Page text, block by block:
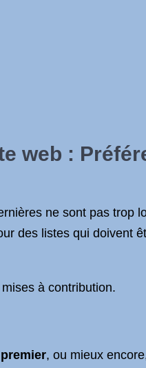
web :
ne sont pas trop
des listes qui doivent
à contribution.
, ou mieux